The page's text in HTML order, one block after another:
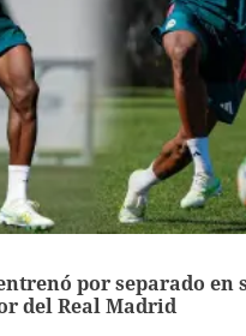
por separado en
del Real Madrid